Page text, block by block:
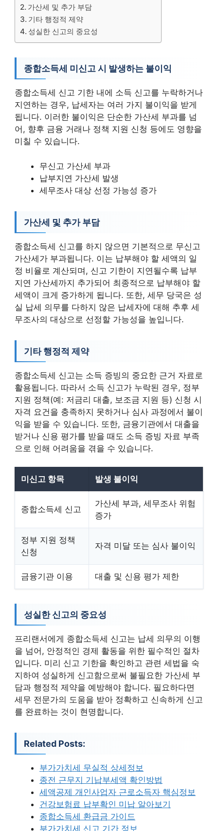
가산세 및 추가 부담
기타 행정적 제약
성실한 신고의 중요성
종합소득세 미신고 시 발생하는 불이익
종합소득세 신고 기한 내에 소득 신고를 누락하거나
지연하는 경우, 납세자는 여러 가지 불이익을 받게
됩니다. 이러한 불이익은 단순한 가산세 부과를 넘
어, 향후 금융 거래나 정책 지원 신청 등에도 영향을
미칠 수 있습니다.
무신고 가산세 부과
납부지연 가산세 발생
세무조사 대상 선정 가능성 증가
가산세 및 추가 부담
종합소득세 신고를 하지 않으면 기본적으로 무신고
가산세가 부과됩니다. 이는 납부해야 할 세액의 일
정 비율로 계산되며, 신고 기한이 지연될수록 납부
지연 가산세까지 추가되어 최종적으로 납부해야 할
세액이 크게 증가하게 됩니다. 또한, 세무 당국은 성
실 납세 의무를 다하지 않은 납세자에 대해 추후 세
무조사의 대상으로 선정할 가능성을 높입니다.
기타 행정적 제약
종합소득세 신고는 소득 증빙의 중요한 근거 자료로
활용됩니다. 따라서 소득 신고가 누락된 경우, 정부
지원 정책(예: 저금리 대출, 보조금 지원 등) 신청 시
자격 요건을 충족하지 못하거나 심사 과정에서 불이
익을 받을 수 있습니다. 또한, 금융기관에서 대출을
받거나 신용 평가를 받을 때도 소득 증빙 자료 부족
으로 인해 어려움을 겪을 수 있습니다.
미신고 항목 발생 불이익
종합소득세 신고
가산세 부과, 세무조사 위험
증가
정부 지원 정책
신청
자격 미달 또는 심사 불이익
금융기관 이용 대출 및 신용 평가 제한
성실한 신고의 중요성
프리랜서에게 종합소득세 신고는 납세 의무의 이행
을 넘어, 안정적인 경제 활동을 위한 필수적인 절차
입니다. 미리 신고 기한을 확인하고 관련 세법을 숙
지하여 성실하게 신고함으로써 불필요한 가산세 부
담과 행정적 제약을 예방해야 합니다. 필요하다면
세무 전문가의 도움을 받아 정확하고 신속하게 신고
를 완료하는 것이 현명합니다.
Related Posts:
부가가치세 무실적 상세정보
종전 근무지 기납부세액 확인방법
세액공제 개인사업자 근로소득자 핵심정보
건강보험료 납부확인 미납 알아보기
종합소득세 환급금 가이드
부가가치세 신고 기간 정보